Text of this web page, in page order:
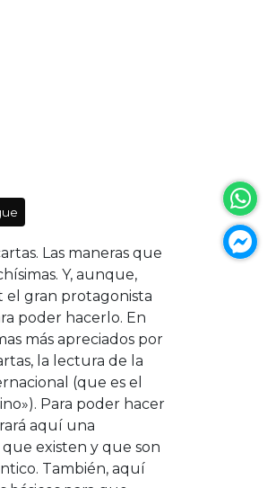
Las maneras que
Y, aunque,
el gran protagonista
poder hacerlo. En
más apreciados por
la lectura de la
(que es el
Para poder hacer
aquí una
existen y que son
También, aquí